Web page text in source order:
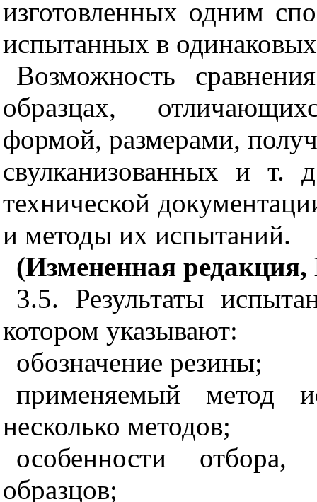
изготовленных одним
испытанных в
Возможность
образцах,
формой, размерами,
свулканизованных и т.
технической
и методы их испытаний.
(Измененная
3.5. Результаты
котором указывают:
обозначение резины;
применяемый метод
несколько методов;
особенности отбора,
образцов;